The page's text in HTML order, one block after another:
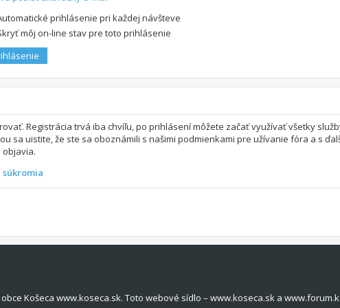
prihlásenie pri každej návšteve
môj on-line stav pre toto prihlásenie
Registrácia trvá iba chvíľu, po prihlásení môžete začať využívať všetky
sa uistite, že ste sa oboznámili s našimi podmienkami pre užívanie fóra a s
súkromia
Košeca www.koseca.sk. Toto webové sídlo – www.koseca.sk a